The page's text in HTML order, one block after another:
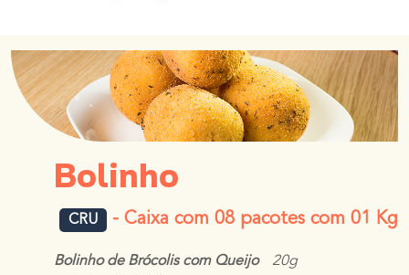
Bolinho
CRU - Caixa com 08 pacotes com 01 Kg
Bolinho de Brócolis com Queijo
20g